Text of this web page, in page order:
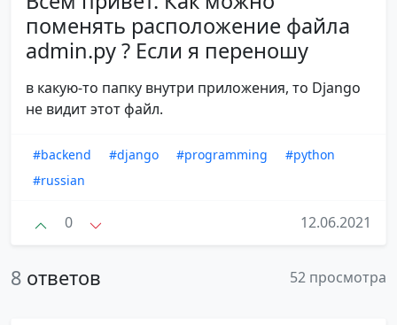
поменять расположение файла
admin.py ? Если я переношу
в какую-то папку внутри приложения, то Django
не видит этот файл.
#backend #django #programming
#python
#russian
0 12.06.2021
8 ответов 52 просмотра